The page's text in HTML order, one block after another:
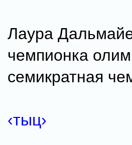
Лаура
чемпионка
семикратная
‹тыц›